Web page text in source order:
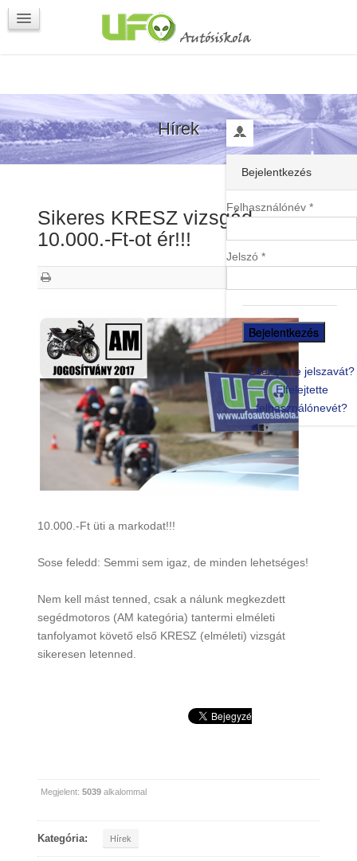
Programok
Bejelentkezés
Felhasználónév *
Jelszó *
Elfelejtette jelszavát?
Elfelejtette
felhasználónevét?
Hírek
Sikeres KRESZ vizsgád
10.000.-Ft-ot ér!!!
10.000.-Ft üti a markodat!!!
Sose feledd: Semmi sem igaz, de minden lehetséges!
Nem kell mást tenned, csak a nálunk megkezdett
segédmotoros (AM kategória) tantermi elméleti
tanfolyamot követő első KRESZ (elméleti) vizsgát
sikeresen letenned.
Megjelent: 5039alkalommal
Kategória: Hírek